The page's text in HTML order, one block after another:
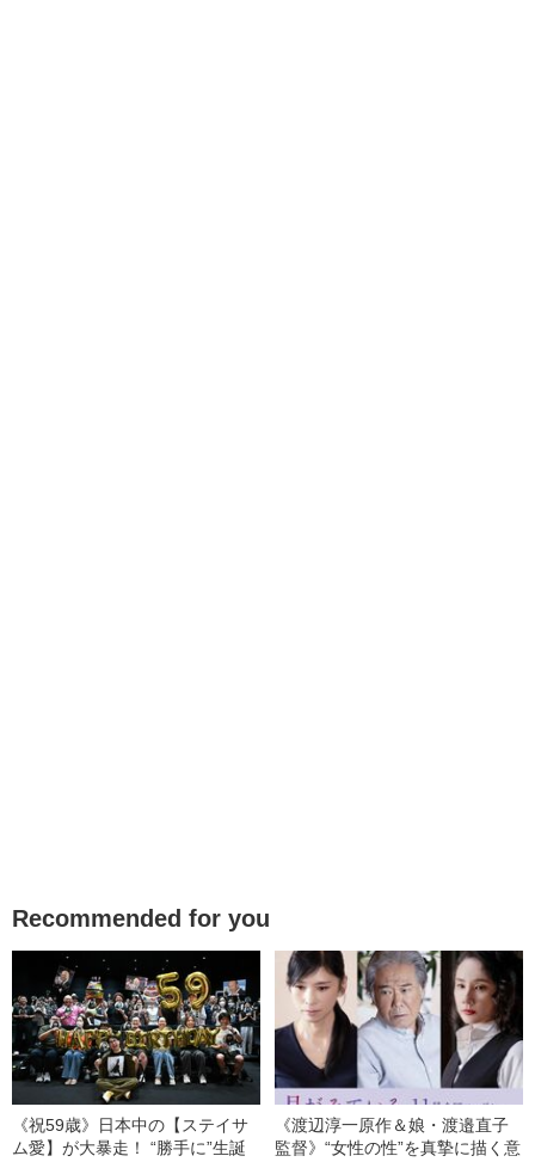
Recommended for you
《祝59歳》日本中の【ステイサ
ム愛】が大暴走！ “勝手に”生誕
《渡辺淳一原作＆娘・渡邉直子
監督》“女性の性”を真摯に描く意